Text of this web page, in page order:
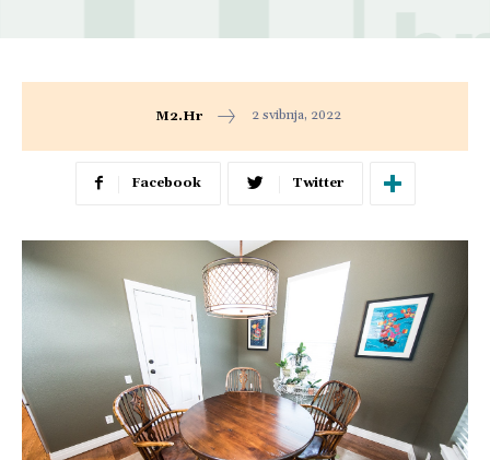
M2.hr 2 svibnja, 2022
Facebook Twitter